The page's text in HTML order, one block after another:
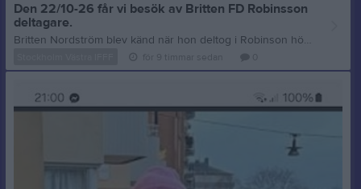
Den 22/10-26 får vi besök av Britten FD Robinsson
deltagare.
Britten Nordström blev känd när hon deltog i Robinson hösten 2022, som spelades in i Malaysia och sändes på TV4. Hon var en av deltagarna i Lag Nord och blev uppmärksammad för sitt strategiska spel och sitt stora intresse för programmet. Hon slutade på 12:e plats efter 33 dagar i tävlingen. Vem är hon? Född 1975. Uppvuxen i Sundsvall och har bott i Stockholm/Farsta. Hon har själv beskrivit sig som ett stort Robinson-fan långt innan hon blev deltagare. Vilket år var hon med i Robinson? Hon var med i Robinson 2022 (höstsäsongen), med premiär i oktober 2022. Vad jobbar hon med idag? Enligt de senaste offentliga uppgifterna arbetar Britten som konsult och driver även en enskild konsultverksamhet inom bland annat organisationskonsulting och datatjänster. Tidigare har hon arbetat som försäljningschef på ett kreditupplysningsföretag. På senare tid har hon också gjort musik och släppte 2025 en egen singel, vilket hon själv beskrivit som ett sidoprojekt.